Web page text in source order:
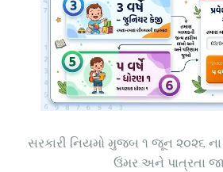
સરકારી નિયમો મુજબ ૧ જૂન ૨૦૨૬ ના
ઉંમર અને પાત્રતા